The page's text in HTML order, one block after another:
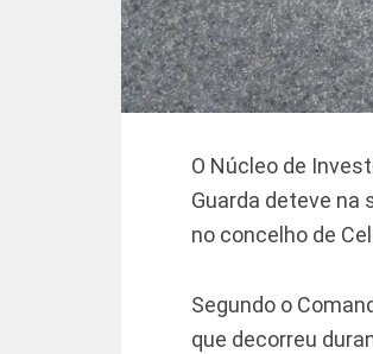
O Núcleo de
Guarda deteve na
no concelho de
Segundo o
que decorreu